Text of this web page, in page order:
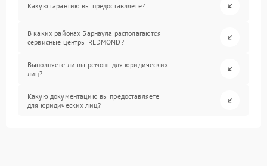
Какую гарантию вы предоставляете?
В каких районах Барнаула располагаются
сервисные центры REDMOND?
Выполняете ли вы ремонт для юридических
лиц?
Какую документацию вы предоставляете
для юридических лиц?